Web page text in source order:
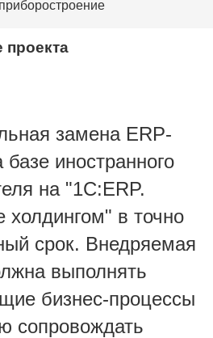
проекта
замена ERP-
иностранного
на "1С:ERP.
холдингом" в точно
срок. Внедряемая
выполнять
бизнес-процессы
сопровождать